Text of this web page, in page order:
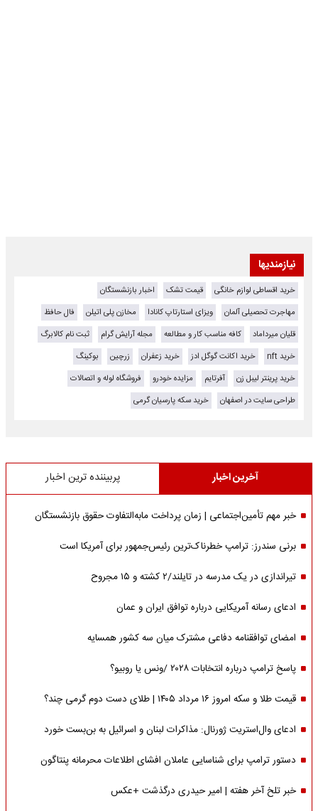
نیازمندیها
خرید اقساطی لوازم خانگی قیمت تشک
اخبار بازنشستگان
مهاجرت تحصیلی آلمان
ویزای استارتاپ کانادا مخازن پلی اتیلن
فال حافظ
قلیان میرداماد
کافه مناسب کار و مطالعه مجله آرایش گرام
ثبت نام کالابرگ
خرید nft
خرید اکانت گوگل ادز خرید زعفران زرچین
بوکینگ
خرید پرینتر لیبل زن
آفرتایم مزایده خودرو
فروشگاه لوله و اتصالات
طراحی سایت در اصفهان
خرید سکه پارسیان گرمی
آخرین اخبار پربیننده ترین اخبار
خبر مهم تأمین‌اجتماعی | زمان پرداخت مابه‌التفاوت حقوق بازنشستگان
برنی سندرز: ترامپ خطرناک‌ترین رئیس‌جمهور برای آمریکا است
تیراندازی در یک مدرسه در تایلند/۲ کشته و ۱۵ مجروح
ادعای رسانه آمریکایی درباره توافق ایران و عمان
امضای توافقنامه دفاعی مشترک میان سه کشور همسایه
پاسخ ترامپ درباره انتخابات ۲۰۲۸ /ونس یا روبیو؟
قیمت طلا و سکه امروز ۱۶ مرداد ۱۴۰۵ | طلای دست دوم گرمی چند؟
ادعای وال‌استریت ژورنال: مذاکرات لبنان و اسرائیل به بن‌بست خورد
دستور ترامپ برای شناسایی عاملان افشای اطلاعات محرمانه پنتاگون
خبر تلخ آخر هفته | امیر حیدری درگذشت +عکس